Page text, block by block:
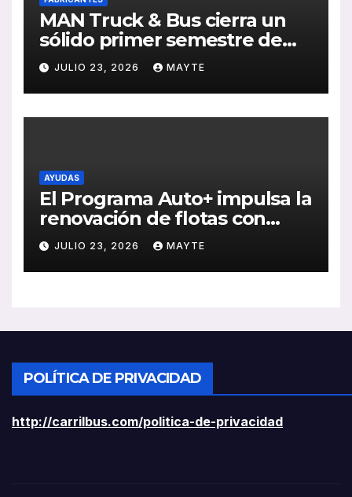
MAN Truck & Bus cierra un
sólido primer semestre de
2026 con crecimiento en
ventas, pedidos y
rentabilidad
JULIO 23, 2026 MAYTE
AYUDAS
El Programa Auto+ impulsa la
renovación de flotas con
ayudas a vehículos eléctricos
ligeros
JULIO 23, 2026 MAYTE
POLÍTICA DE PRIVACIDAD
http://carrilbus.com/politica-de-privacidad